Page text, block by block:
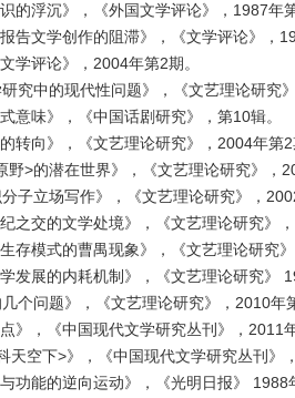
识的浮沉》，《外国文学评论》，1987年
报告文学创作的阻滞》，《文学评论》，
学评论》，2004年第2期。
研究中的现代性问题》，《文艺理论研究
意味》，《中国话剧研究》，第10辑。
的转向》，《文艺理论研究》，2004年第
野>的潜在世界》，《文艺理论研究》，
分子立场写作》，《文艺理论研究》，
纪之交的文学处境》，《文艺理论研究》
生存模式的曹禺现象》，《文艺理论研究
学发展的内耗机制》，《文艺理论研究》
几个问题》，《文艺理论研究》，2010年
点》，《中国现代文学研究丛刊》，2011
天空下>》，《中国现代文学研究丛刊》
与功能的逆向运动》，《光明日报》 1988